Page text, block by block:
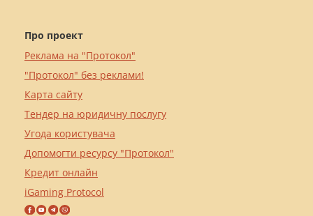
Про проект
Реклама на "Протокол"
"Протокол" без реклами!
Карта сайту
Тендер на юридичну послугу
Угода користувача
Допомогти ресурсу "Протокол"
Кредит онлайн
iGaming Protocol